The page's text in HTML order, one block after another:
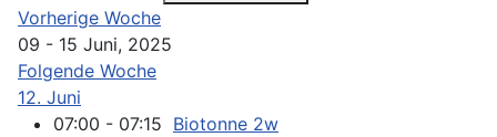
Vorherige Woche
09 - 15 Juni, 2025
Folgende Woche
12. Juni
07:00 - 07:15 Biotonne 2w